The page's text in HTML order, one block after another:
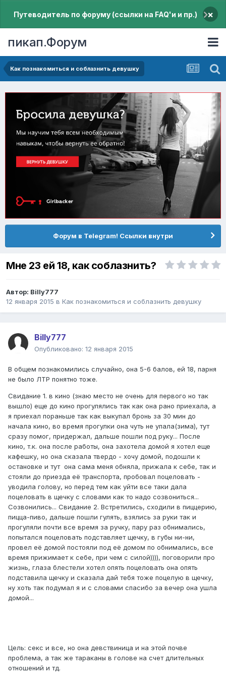
Путеводитель по форуму (ссылки на FAQ'и и пр.) ×
пикап.Форум
Как познакомиться и соблазнить девушку
Форум в Telegram! Ссылки внутри
Мне 23 ей 18, как соблазнить?
Автор: Billy777
12 января 2015 в Как познакомиться и соблазнить девушку
Billy777
Опубликовано: 12 января 2015
В общем познакомились случайно, она 5-6 балов, ей 18, парня
не было ЛТР понятно тоже.
Свидание 1. в кино (знаю место не очень для первого но так
вышло) еще до кино прогулялись так как она рано приехала, а
я приехал пораньше так как выкупал бронь за 30 мин до
начала кино, во время прогулки она чуть не упала(зима), тут
сразу помог, придержал, дальше пошли под руку... После
кино, т.к. она после работы, она захотела домой я хотел еще
кафешку, но она сказала твердо - хочу домой, подошли к
остановке и тут она сама меня обняла, прижала к себе, так и
стояли до приезда её транспорта, пробовал поцеловать -
уводила голову, но перед тем как уйти все таки дала
поцеловать в щечку с словами как то надо созвониться...
Созвонились... Свидание 2. Встретились, сходили в пиццерию,
пицца-пиво, дальше пошли гулять, взялись за руки так и
прогуляли почти все время за ручку, пару раз обнимались,
попытался поцеловать подставляет щечку, в губы ни-ни,
провел её домой постояли под её домом по обнимались, все
время прижимает к себе, при чем с силой)))), поговорили про
жизнь, глаза блестели хотел опять поцеловать она опять
подставила щечку и сказала дай тебя тоже поцелую в щечку,
ну хоть так подумал я и с словами спасибо за вечер она ушла
домой...
Цель: секс и все, но она девствиница и на этой почве
проблема, а так же тараканы в голове на счет длительных
отношений и тд.